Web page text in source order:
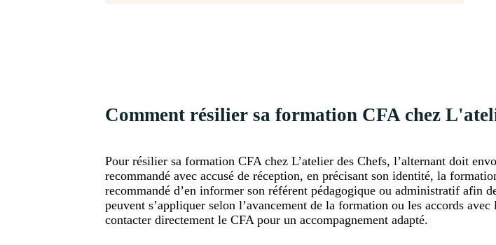
Comment résilier sa formation CFA chez
Pour résilier sa formation CFA chez L’atelier des Chefs, l’alternant doit
recommandé avec accusé de réception, en précisant son identité, la
recommandé d’en informer son référent pédagogique ou administratif afin
peuvent s’appliquer selon l’avancement de la formation ou les accords
contacter directement le CFA pour un accompagnement adapté.